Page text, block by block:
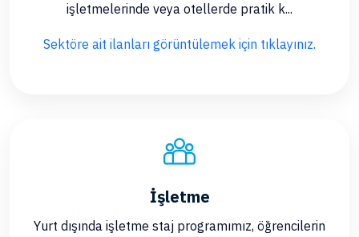
işletmelerinde veya otellerde pratik k...
Sektöre ait ilanları görüntülemek için tıklayınız.
İşletme
Yurt dışında işletme staj programımız, öğrencilerin